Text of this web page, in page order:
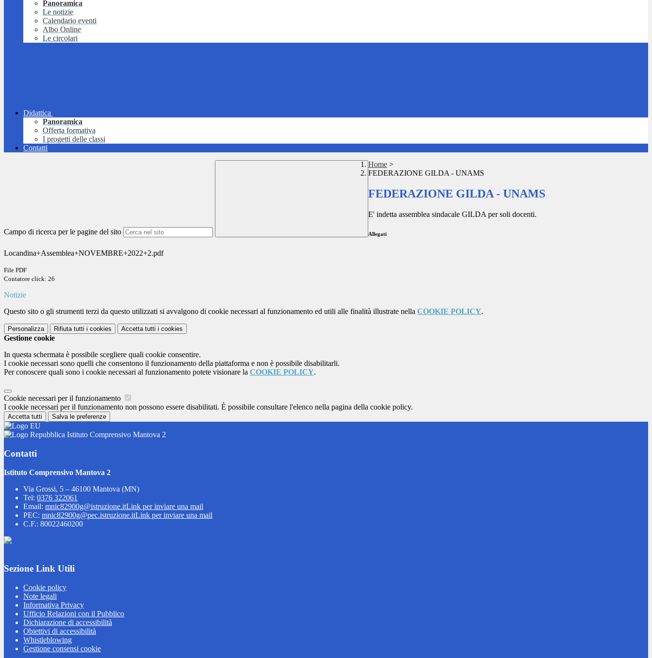
Panoramica
Le notizie
Calendario eventi
Albo Online
Le circolari
Didattica
Panoramica
Offerta formativa
I progetti delle classi
Contatti
Campo di ricerca per le pagine del sito
Home >
FEDERAZIONE GILDA - UNAMS
FEDERAZIONE GILDA - UNAMS
E' indetta assemblea sindacale GILDA per soli docenti.
Allegati
Locandina+Assemblea+NOVEMBRE+2022+2.pdf
File PDF
Contatore click: 26
Notizie
Questo sito o gli strumenti terzi da questo utilizzati si avvalgono di cookie necessari al funzionamento ed utili alle finalità illustrate nella COOKIE POLICY.
Personalizza Rifiuta tutti i cookies Accetta tutti i cookies
Gestione cookie
In questa schermata è possibile scegliere quali cookie consentire.
I cookie necessari sono quelli che consentono il funzionamento della piattaforma e non è possibile disabilitarli.
Per conoscere quali sono i cookie necessari al funzionamento potete visionare la COOKIE POLICY.
Cookie necessari per il funzionamento
I cookie necessari per il funzionamento non possono essere disabilitati. È possibile consultare l'elenco nella pagina della cookie policy.
Accetta tutti Salva le preferenze
Istituto Comprensivo Mantova 2
Contatti
Istituto Comprensivo Mantova 2
Via Grossi, 5 – 46100 Mantova (MN)
Tel: 0376 322061
Email: mnic82900g@istruzione.itLink per inviare una mail
PEC: mnic82900g@pec.istruzione.itLink per inviare una mail
C.F.: 80022460200
Sezione Link Utili
Cookie policy
Note legali
Informativa Privacy
Ufficio Relazioni con il Pubblico
Dichiarazione di accessibilità
Obiettivi di accessibilità
Whistleblowing
Gestione consensi cookie